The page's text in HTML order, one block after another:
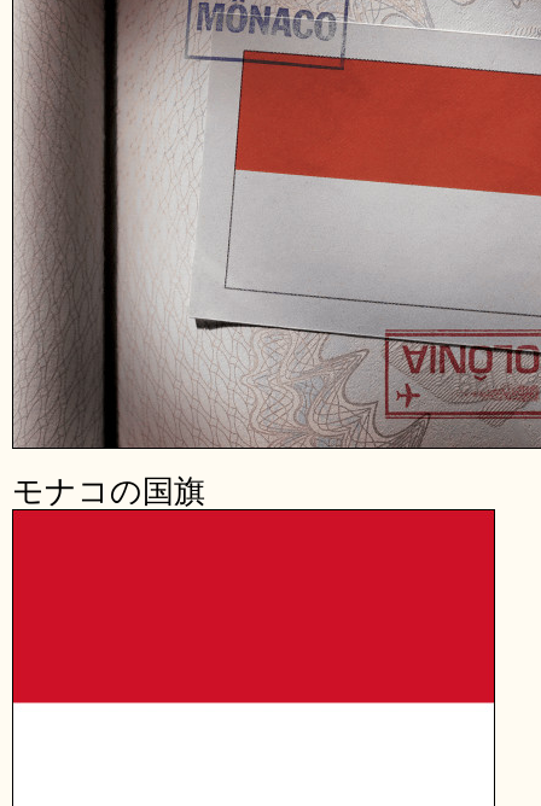
モナコの国旗